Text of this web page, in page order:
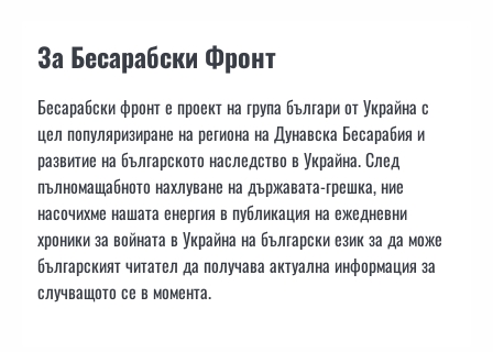
За Бесарабски Фронт
Бесарабски фронт е проект на група българи от Украйна с
цел популяризиране на региона на Дунавска Бесарабия и
развитие на българското наследство в Украйна. След
пълномащабното нахлуване на държавата-грешка, ние
насочихме нашата енергия в публикация на ежедневни
хроники за войната в Украйна на български език за да може
българският читател да получава актуална информация за
случващото се в момента.